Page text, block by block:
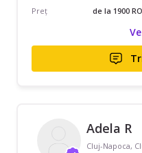
Preț
de la 1900
Adela R
Cluj-Napoca,